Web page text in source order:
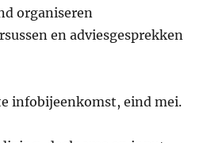
organiseren
en adviesgesprekken
infobijeenkomst, eind mei.